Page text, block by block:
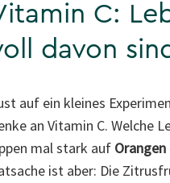
C:
davon
auf ein kleines
an Vitamin C. Welche
mal stark auf Orangen
ist aber: Die